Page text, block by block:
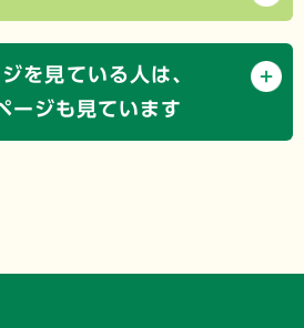
を見ている人は、
ージも見ています